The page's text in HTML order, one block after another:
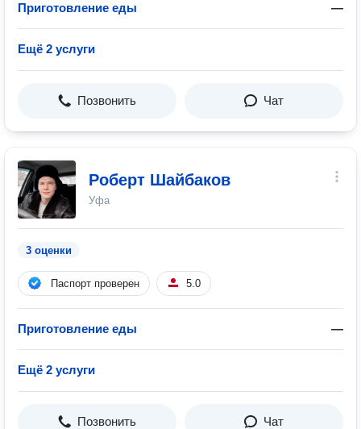
Приготовление еды —
Ещё 2 услуги
Позвонить Чат
Роберт Шайбаков
Уфа
3 оценки
Паспорт проверен 5.0
Приготовление еды —
Ещё 2 услуги
Позвонить Чат